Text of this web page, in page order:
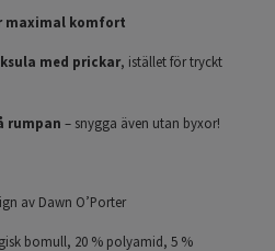
maximal komfort
med prickar, istället för tryckt
rumpan – snygga även utan byxor!
av Dawn O’Porter
bomull, 20 % polyamid, 5 %